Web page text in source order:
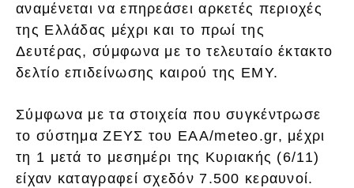
αναμένεται να επηρεάσει αρκετές περιοχές
της Ελλάδας μέχρι και το πρωί της
Δευτέρας, σύμφωνα με το τελευταίο έκτακτο
δελτίο επιδείνωσης καιρού της ΕΜΥ.
Σύμφωνα με τα στοιχεία που συγκέντρωσε
το σύστημα ΖΕΥΣ του ΕΑΑ/meteo.gr, μέχρι
τη 1 μετά το μεσημέρι της Κυριακής (6/11)
είχαν καταγραφεί σχεδόν 7.500 κεραυνοί.